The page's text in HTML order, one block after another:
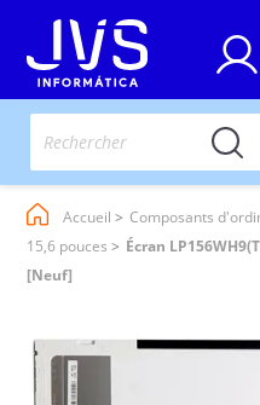
Accueil Composants
15,6 pouces
Écran
[Neuf]